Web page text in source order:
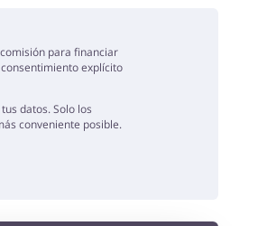
para financiar
explícito
datos. Solo los
conveniente posible.